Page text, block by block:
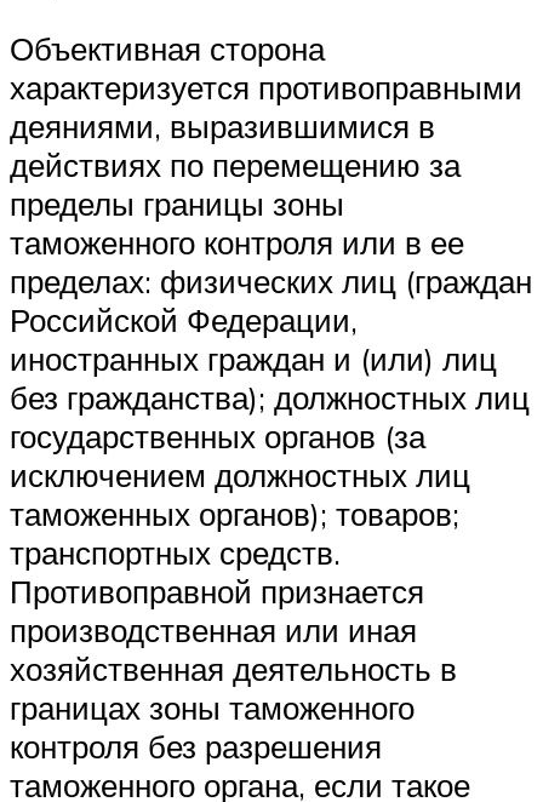
Объективная сторона
характеризуется противоправными
деяниями, выразившимися в
действиях по перемещению за
пределы границы зоны
таможенного контроля или в ее
пределах: физических лиц (граждан
Российской Федерации,
иностранных граждан и (или) лиц
без гражданства); должностных лиц
государственных органов (за
исключением должностных лиц
таможенных органов); товаров;
транспортных средств.
Противоправной признается
производственная или иная
хозяйственная деятельность в
границах зоны таможенного
контроля без разрешения
таможенного органа, если такое